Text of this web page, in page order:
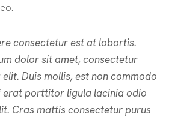
consectetur est at lobortis.
dolor sit amet, consectetur
Duis mollis, est non commodo
erat porttitor ligula lacinia odio
Cras mattis consectetur purus